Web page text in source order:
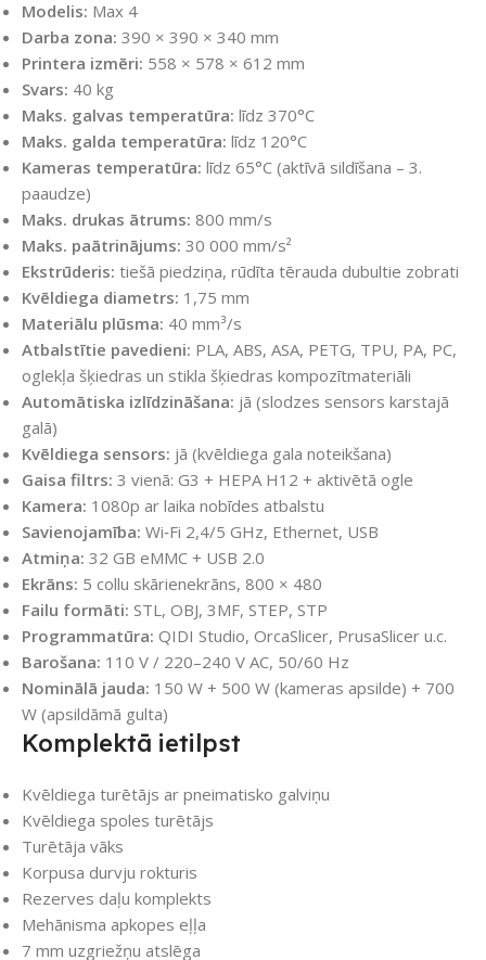
Modelis: Max 4
Darba zona: 390 × 390 × 340 mm
Printera izmēri: 558 × 578 × 612 mm
Svars: 40 kg
Maks. galvas temperatūra: līdz 370°C
Maks. galda temperatūra: līdz 120°C
Kameras temperatūra: līdz 65°C (aktīvā sildīšana – 3.
paaudze)
Maks. drukas ātrums: 800 mm/s
Maks. paātrinājums: 30 000 mm/s²
Ekstrūderis: tiešā piedziņa, rūdīta tērauda dubultie zobrati
Kvēldiega diametrs: 1,75 mm
Materiālu plūsma: 40 mm³/s
Atbalstītie pavedieni: PLA, ABS, ASA, PETG, TPU, PA, PC,
oglekļa šķiedras un stikla šķiedras kompozītmateriāli
Automātiska izlīdzināšana: jā (slodzes sensors karstajā
galā)
Kvēldiega sensors: jā (kvēldiega gala noteikšana)
Gaisa filtrs: 3 vienā: G3 + HEPA H12 + aktivētā ogle
Kamera: 1080p ar laika nobīdes atbalstu
Savienojamība: Wi‑Fi 2,4/5 GHz, Ethernet, USB
Atmiņa: 32 GB eMMC + USB 2.0
Ekrāns: 5 collu skārienekrāns, 800 × 480
Failu formāti: STL, OBJ, 3MF, STEP, STP
Programmatūra: QIDI Studio, OrcaSlicer, PrusaSlicer u.c.
Barošana: 110 V / 220–240 V AC, 50/60 Hz
Nominālā jauda: 150 W + 500 W (kameras apsilde) + 700
W (apsildāmā gulta)
Komplektā ietilpst
Kvēldiega turētājs ar pneimatisko galviņu
Kvēldiega spoles turētājs
Turētāja vāks
Korpusa durvju rokturis
Rezerves daļu komplekts
Mehānisma apkopes eļļa
7 mm uzgriežņu atslēga